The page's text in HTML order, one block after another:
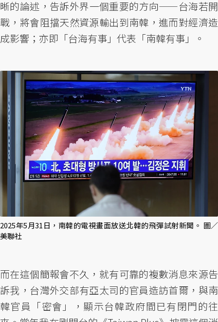
晰的論述，告訴外界一個重要的方向——台海若開
戰，將會阻擋天然資源輸出到南韓，進而對經濟造
成影響；亦即「台海有事」代表「南韓有事」。
2025年5月31日，南韓的電視畫面放送北韓的飛彈試射新聞。 圖／
美聯社
而在這個簡報會不久，就有可靠的複數消息來源告
訴我，台灣外交部有亞太司的官員造訪首爾，與南
韓官員「密會」，顯示台韓政府間已有閉門的往